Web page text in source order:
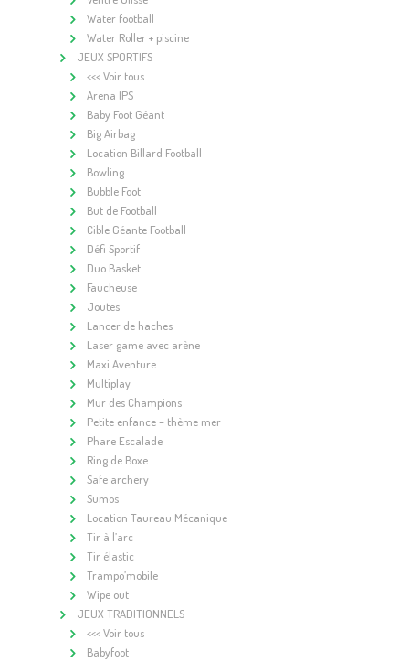
Water football
Water Roller + piscine
JEUX SPORTIFS
<<< Voir tous
Arena IPS
Baby Foot Géant
Big Airbag
Location Billard Football
Bowling
Bubble Foot
But de Football
Cible Géante Football
Défi Sportif
Duo Basket
Faucheuse
Joutes
Lancer de haches
Laser game avec arène
Maxi Aventure
Multiplay
Mur des Champions
Petite enfance – thème mer
Phare Escalade
Ring de Boxe
Safe archery
Sumos
Location Taureau Mécanique
Tir à l’arc
Tir élastic
Trampo’mobile
Wipe out
JEUX TRADITIONNELS
<<< Voir tous
Babyfoot